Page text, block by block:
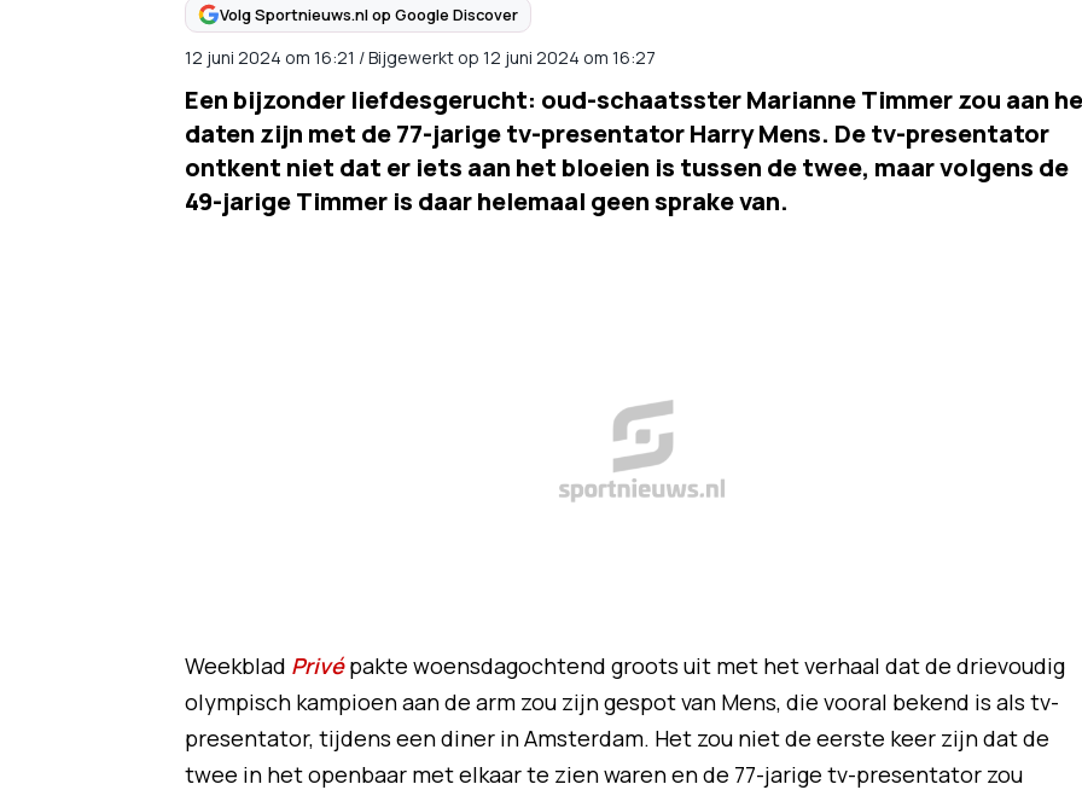
Volg Sportnieuws.nl op Google Discover
12 juni 2024 om 16:21 /Bijgewerkt op 12 juni 2024 om 16:27
Een bijzonder liefdesgerucht: oud-schaatsster Marianne Timmer zou aan
daten zijn met de 77-jarige tv-presentator Harry Mens. De tv-presentator
ontkent niet dat er iets aan het bloeien is tussen de twee, maar volgens de
49-jarige Timmer is daar helemaal geen sprake van.
Weekblad Privé pakte woensdagochtend groots uit met het verhaal dat de drievoudig
olympisch kampioen aan de arm zou zijn gespot van Mens, die vooral bekend is als tv-
presentator, tijdens een diner in Amsterdam. Het zou niet de eerste keer zijn dat de
twee in het openbaar met elkaar te zien waren en de 77-jarige tv-presentator zou